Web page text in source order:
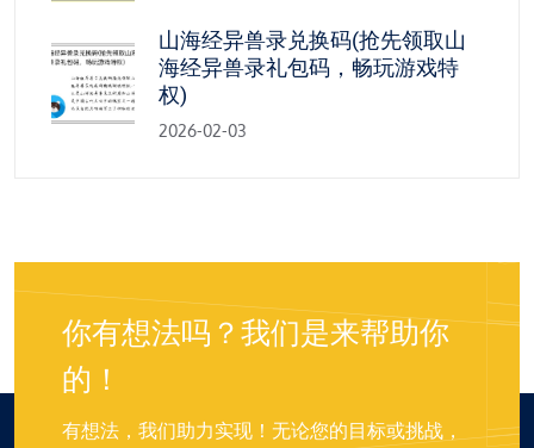
山海经异兽录兑换码(抢先领取山
海经异兽录礼包码，畅玩游戏特
权)
2026-02-03
你有想法吗？我们是来帮助你
的！
有想法，我们助力实现！无论您的目标或挑战，